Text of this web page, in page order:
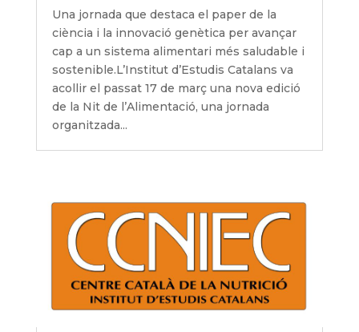
Una jornada que destaca el paper de la
ciència i la innovació genètica per avançar
cap a un sistema alimentari més saludable i
sostenible.L’Institut d’Estudis Catalans va
acollir el passat 17 de març una nova edició
de la Nit de l’Alimentació, una jornada
organitzada...